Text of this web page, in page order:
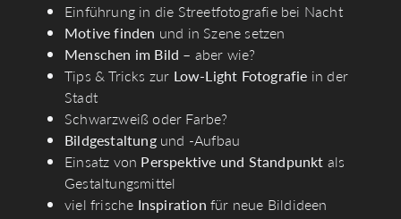
Einführung in die Streetfotografie bei Nacht
Motive finden und in Szene setzen
Menschen im Bild – aber wie?
Tips & Tricks zur Low-Light Fotografie in der
Stadt
Schwarzweiß oder Farbe?
Bildgestaltung und -Aufbau
Einsatz von Perspektive und Standpunkt als
Gestaltungsmittel
viel frische Inspirationfür neue Bildideen